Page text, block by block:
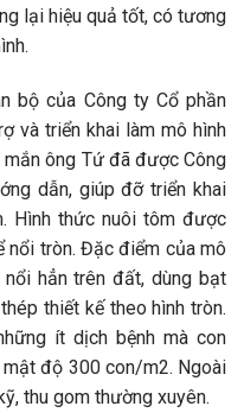
lại hiệu quả tốt, có tương
bộ của Công ty Cổ phần
và triển khai làm mô hình
ông Tứ đã được Công
dẫn, giúp đỡ triển khai
Hình thức nuôi tôm được
nổi tròn. Đặc điểm của mô
hẳn trên đất, dùng bạt
thiết kế theo hình tròn.
ít dịch bệnh mà con
độ 300 con/m2. Ngoài
thu gom thường xuyên.